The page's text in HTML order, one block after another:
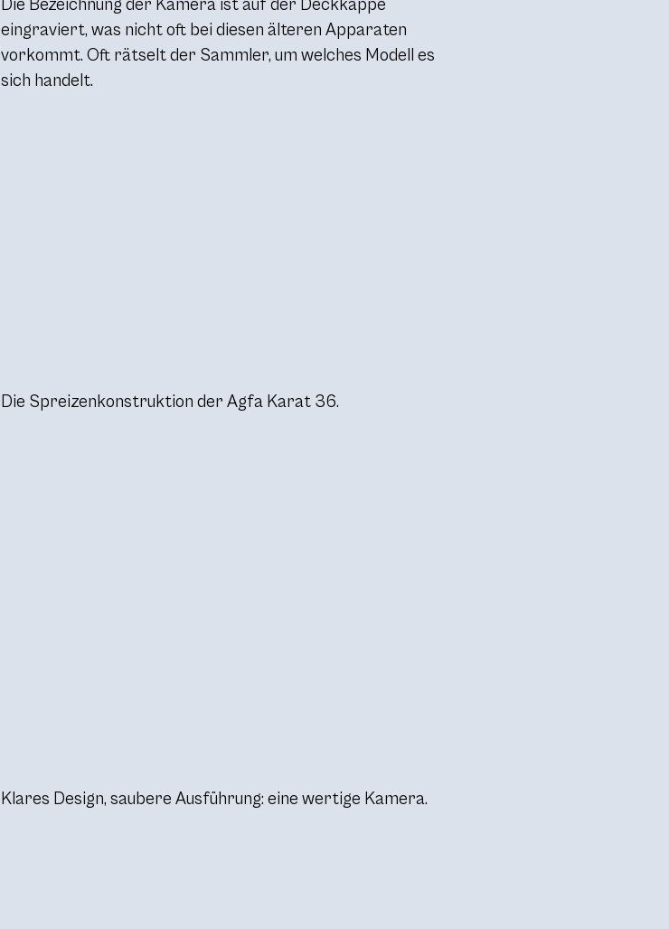
Die Bezeichnung der Kamera ist auf der Deckkappe
eingraviert, was nicht oft bei diesen älteren Apparaten
vorkommt. Oft rätselt der Sammler, um welches Modell es
sich handelt.
Die Spreizenkonstruktion der Agfa Karat 36.
Klares Design, saubere Ausführung: eine wertige Kamera.